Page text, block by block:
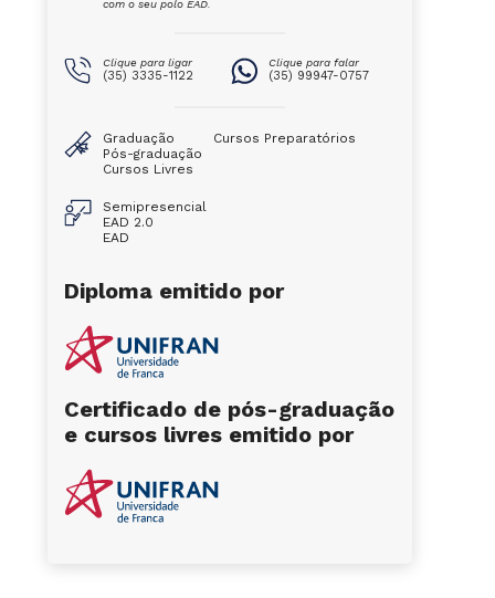
com o seu polo EAD.
Clique para ligar
(35) 3335-1122
Clique para falar
(35) 99947-0757
Graduação
Pós-graduação
Cursos Livres
Cursos Preparatórios
Semipresencial
EAD 2.0
EAD
Diploma emitido por
Certificado de pós-graduação
e cursos livres emitido por